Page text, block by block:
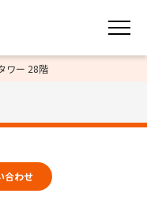
ワー 28階
合わせ